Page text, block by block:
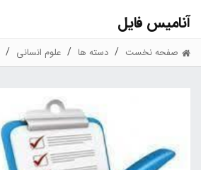
آنامیس فایل
صفحه نخست دسته ها علوم انسانی